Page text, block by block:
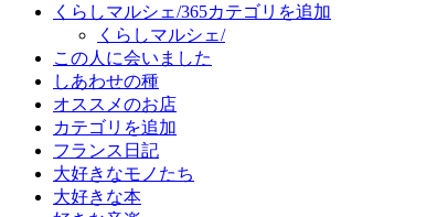
くらしマルシェ/365カテゴリを追加
くらしマルシェ/
この人に会いました
しあわせの種
オススメのお店
カテゴリを追加
フランス日記
大好きなモノたち
大好きな本